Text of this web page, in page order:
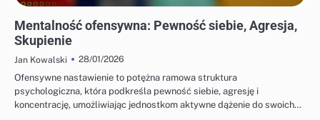
Mentalność ofensywna: Pewność siebie, Agresja,
Skupienie
Jan Kowalski
28/01/2026
Ofensywne nastawienie to potężna ramowa struktura
psychologiczna, która podkreśla pewność siebie, agresję i
koncentrację, umożliwiając jednostkom aktywne dążenie do swoich…